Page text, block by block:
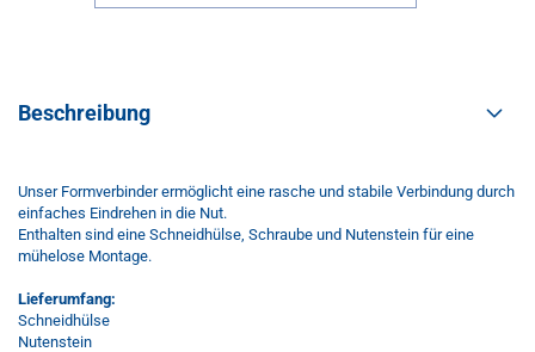
Beschreibung
Unser Formverbinder ermöglicht eine rasche und stabile Verbindung durch
einfaches Eindrehen in die Nut.
Enthalten sind eine Schneidhülse, Schraube und Nutenstein für eine
mühelose Montage.
Lieferumfang:
Schneidhülse
Nutenstein